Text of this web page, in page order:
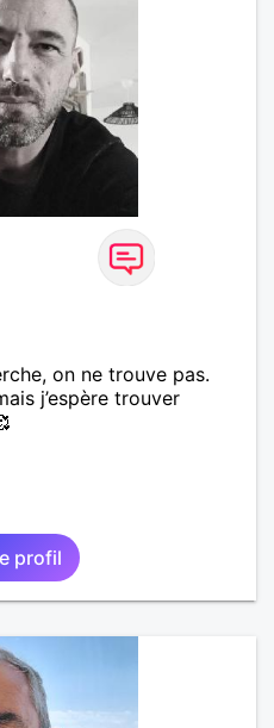
on ne trouve pas.
j’espère trouver
profil